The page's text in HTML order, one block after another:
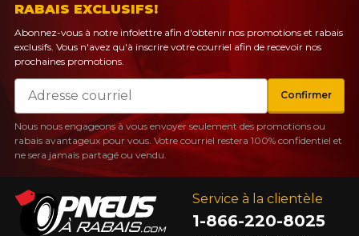
Service à la clientèle
1-866-220-8025
RABAIS EXCLUSIFS!
Abonnez-vous à notre infolettre afin d'obtenir nos promotions et rabais
exclusifs. Vous n'avez qu'à inscrire votre courriel afin de recevoir nos
prochaines promotions.
Courriel
Confirmer
Nous nous engageons à vous envoyer seulement des promotions ou
rabais avantageux pour vous. Votre courriel restera 100% confidentiel et
ne sera jamais partagé ou vendu.